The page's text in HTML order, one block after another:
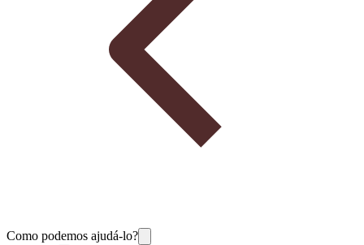
Como podemos ajudá-lo?